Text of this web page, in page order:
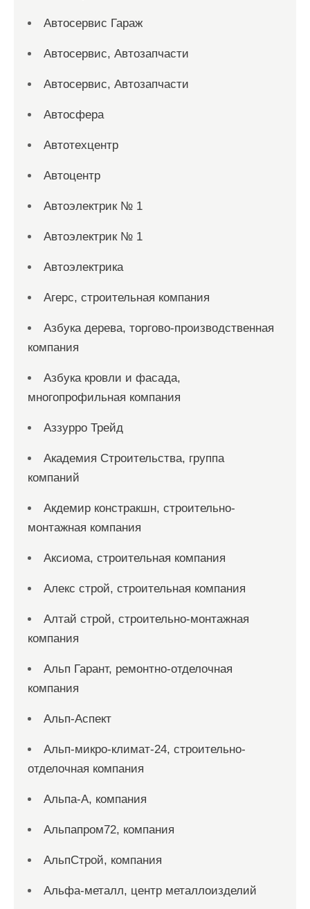
Автосервис Гараж
Автосервис, Автозапчасти
Автосервис, Автозапчасти
Автосфера
Автотехцентр
Автоцентр
Автоэлектрик № 1
Автоэлектрик № 1
Автоэлектрика
Агерс, строительная компания
Азбука дерева, торгово-производственная
компания
Азбука кровли и фасада,
многопрофильная компания
Аззурро Трейд
Академия Строительства, группа
компаний
Акдемир констракшн, строительно-
монтажная компания
Аксиома, строительная компания
Алекс строй, строительная компания
Алтай строй, строительно-монтажная
компания
Альп Гарант, ремонтно-отделочная
компания
Альп-Аспект
Альп-микро-климат-24, строительно-
отделочная компания
Альпа-А, компания
Альпапром72, компания
АльпСтрой, компания
Альфа-металл, центр металлоизделий